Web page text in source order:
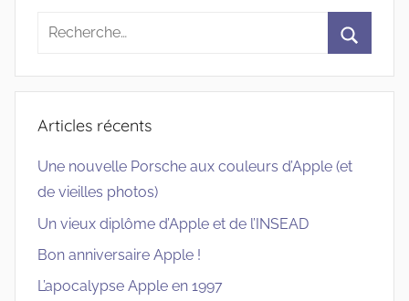
Recherche
:
Articles récents
Une nouvelle Porsche aux couleurs d’Apple (et
de vieilles photos)
Un vieux diplôme d’Apple et de l’INSEAD
Bon anniversaire Apple !
L’apocalypse Apple en 1997